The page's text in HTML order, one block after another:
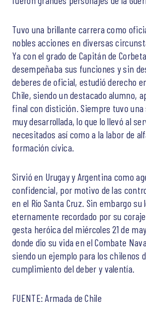
Tuvo una brillante carrera como
nobles acciones en diversas
Ya con el grado de Capitán de
desempeñaba sus funciones y sin
deberes de oficial, estudió derecho
Chile, siendo un destacado alumno,
final con distición. Siempre tuvo
muy desarrollada, lo que lo llevó al
necesitados así como a la labor de
formación cívica.
Sirvió en Urugay y Argentina como
confidencial, por motivo de las
en el Río Santa Cruz. Sin embargo su
eternamente recordado por su
gesta heróica del miércoles 21 de
donde dio su vida en el Combate
siendo un ejemplo para los chilenos
cumplimiento del deber y valentía.
FUENTE: Armada de Chile